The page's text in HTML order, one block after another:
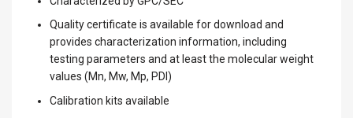
Quality certificate is available for download and
provides characterization information, including
testing parameters and at least the molecular weight
values (Mn, Mw, Mp, PDI)
Calibration kits available